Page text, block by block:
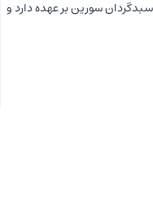
سورین بر عهده دارد و